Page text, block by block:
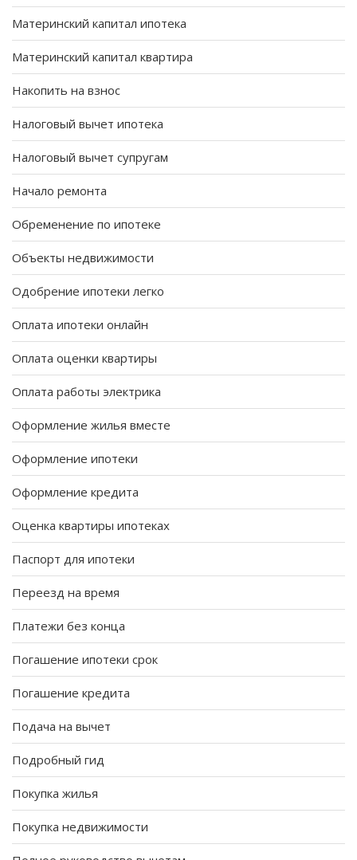
Материнский капитал ипотека
Материнский капитал квартира
Накопить на взнос
Налоговый вычет ипотека
Налоговый вычет супругам
Начало ремонта
Обременение по ипотеке
Объекты недвижимости
Одобрение ипотеки легко
Оплата ипотеки онлайн
Оплата оценки квартиры
Оплата работы электрика
Оформление жилья вместе
Оформление ипотеки
Оформление кредита
Оценка квартиры ипотеках
Паспорт для ипотеки
Переезд на время
Платежи без конца
Погашение ипотеки срок
Погашение кредита
Подача на вычет
Подробный гид
Покупка жилья
Покупка недвижимости